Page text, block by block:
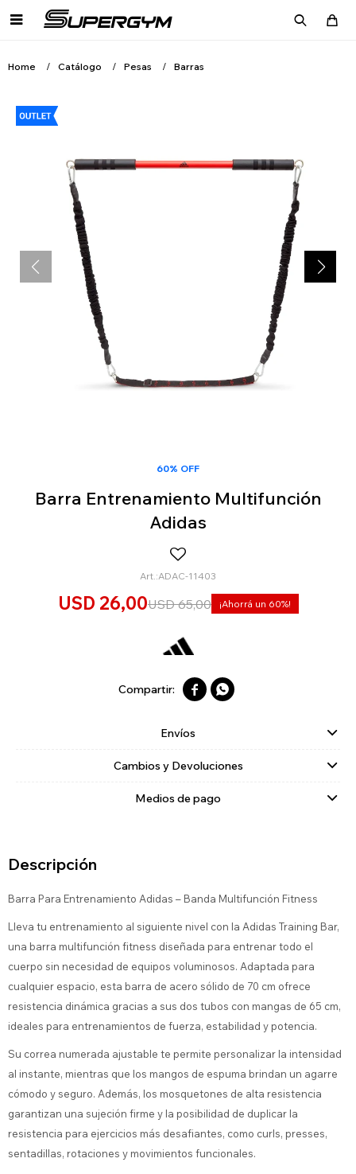

Home Catálogo Pesas Barras
60% OFF
Barra Entrenamiento Multifunción
Adidas
ADAC-11403
USD 26,00USD 65,00 60
 
Envíos
Cambios y Devoluciones
Medios de pago
Descripción
Barra Para Entrenamiento Adidas – Banda Multifunción Fitness
Lleva tu entrenamiento al siguiente nivel con la Adidas Training Bar,
una barra multifunción fitness diseñada para entrenar todo el
cuerpo sin necesidad de equipos voluminosos. Adaptada para
cualquier espacio, esta barra de acero sólido de 70 cm ofrece
resistencia dinámica gracias a sus dos tubos con mangas de 65 cm,
ideales para entrenamientos de fuerza, estabilidad y potencia.
Su correa numerada ajustable te permite personalizar la intensidad
al instante, mientras que los mangos de espuma brindan un agarre
cómodo y seguro. Además, los mosquetones de alta resistencia
garantizan una sujeción firme y la posibilidad de duplicar la
resistencia para ejercicios más desafiantes, como curls, presses,
sentadillas, rotaciones y movimientos funcionales.